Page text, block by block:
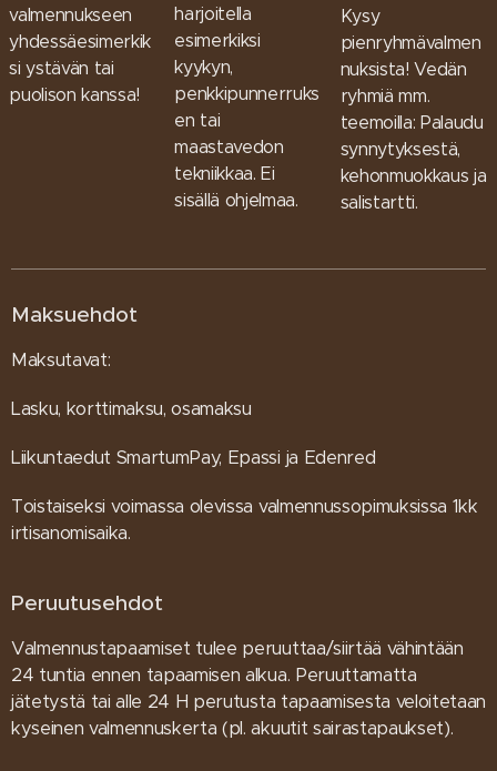
valmennukseen
yhdessäesimerkik
si ystävän tai
puolison kanssa!
harjoitella
esimerkiksi
kyykyn,
penkkipunnerruks
en tai
maastavedon
tekniikkaa. Ei
sisällä ohjelmaa.
Kysy
pienryhmävalmen
nuksista! Vedän
ryhmiä mm.
teemoilla: Palaudu
synnytyksestä,
kehonmuokkaus ja
salistartti.
Maksuehdot
Maksutavat:
Lasku, korttimaksu, osamaksu
Liikuntaedut SmartumPay, Epassi ja Edenred
Toistaiseksi voimassa olevissa valmennussopimuksissa 1kk
irtisanomisaika.
Peruutusehdot
Valmennustapaamiset tulee peruuttaa/siirtää vähintään
24 tuntia ennen tapaamisen alkua. Peruuttamatta
jätetystä tai alle 24 H perutusta tapaamisesta veloitetaan
kyseinen valmennuskerta (pl. akuutit sairastapaukset).